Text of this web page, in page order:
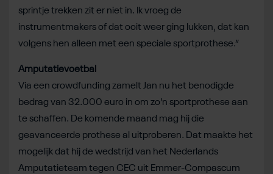
sprintje trekken zit er niet in. Ik vroeg de
instrumentmakers of dat ooit weer ging lukken, dat kan
volgens hen alleen met een speciale sportprothese.”
Amputatievoetbal
Via een crowdfunding zamelt Jan nu het benodigde
bedrag van 32.000 euro in om zo’n sportprothese aan
te schaffen. De komende maand mag hij die
geavanceerde prothese al uitproberen. Dat maakte het
mogelijk dat hij de wedstrijd van het Nederlands
Amputatieteam tegen CEC uit Emmer-Compascum